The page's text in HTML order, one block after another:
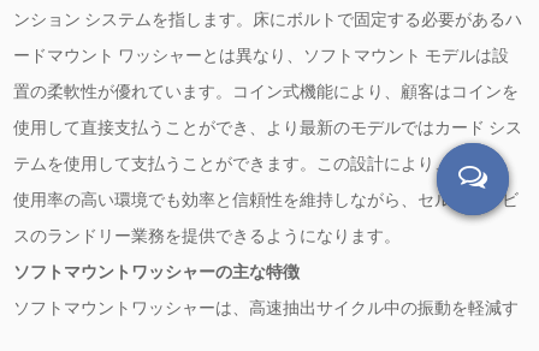
ンション システムを指します。床にボルトで固定する必要があるハ
ードマウント ワッシャーとは異なり、ソフトマウント モデルは設
置の柔軟性が優れています。コイン式機能により、顧客はコインを
使用して直接支払うことができ、より最新のモデルではカード シス
テムを使用して支払うことができます。この設計により、企業は、
使用率の高い環境でも効率と信頼性を維持しながら、セルフサービ
スのランドリー業務を提供できるようになります。
ソフトマウントワッシャーの主な特徴
ソフトマウントワッシャーは、高速抽出サイクル中の振動を軽減す